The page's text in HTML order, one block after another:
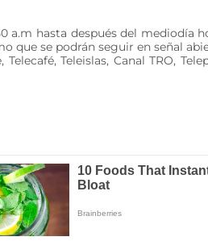
a.m hasta después del mediodía
que se podrán seguir en señal
Teleislas, Canal TRO,